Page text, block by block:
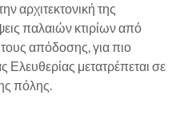
αρχιτεκτονική της
παλαιών κτιρίων από
απόδοσης, για πιο
Ελευθερίας μετατρέπεται σε
πόλης.